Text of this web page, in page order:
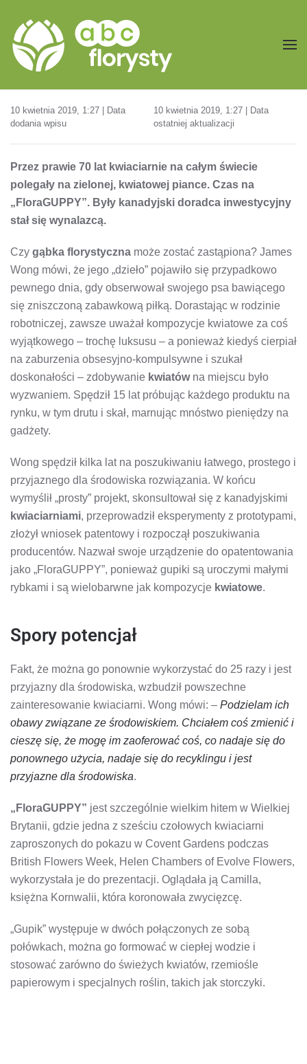
Przejdź do treści głównej
10 kwietnia 2019, 1:27 | Data
dodania wpisu
10 kwietnia 2019, 1:27 | Data
ostatniej aktualizacji
Przez prawie 70 lat kwiaciarnie na całym świecie
polegały na zielonej, kwiatowej piance. Czas na
„FloraGUPPY”. Były kanadyjski doradca inwestycyjny
stał się wynalazcą.
Czy gąbka florystyczna może zostać zastąpiona? James
Wong mówi, że jego „dzieło” pojawiło się przypadkowo
pewnego dnia, gdy obserwował swojego psa bawiącego
się zniszczoną zabawkową piłką. Dorastając w rodzinie
robotniczej, zawsze uważał kompozycje kwiatowe za coś
wyjątkowego – trochę luksusu – a ponieważ kiedyś cierpiał
na zaburzenia obsesyjno-kompulsywne i szukał
doskonałości – zdobywanie kwiatówna miejscu było
wyzwaniem. Spędził 15 lat próbując każdego produktu na
rynku, w tym drutu i skał, marnując mnóstwo pieniędzy na
gadżety.
Wong spędził kilka lat na poszukiwaniu łatwego, prostego i
przyjaznego dla środowiska rozwiązania. W końcu
wymyślił „prosty” projekt, skonsultował się z kanadyjskimi
kwiaciarniami, przeprowadził eksperymenty z prototypami,
złożył wniosek patentowy i rozpoczął poszukiwania
producentów. Nazwał swoje urządzenie do opatentowania
jako „FloraGUPPY”, ponieważ gupiki są uroczymi małymi
rybkami i są wielobarwne jak kompozycje kwiatowe.
Spory potencjał
Fakt, że można go ponownie wykorzystać do 25 razy i jest
przyjazny dla środowiska, wzbudził powszechne
zainteresowanie kwiaciarni. Wong mówi: – Podzielam ich
obawy związane ze środowiskiem. Chciałem coś zmienić i
cieszę się, że mogę im zaoferować coś, co nadaje się do
ponownego użycia, nadaje się do recyklingu i jest
przyjazne dla środowiska.
„FloraGUPPY” jest szczególnie wielkim hitem w Wielkiej
Brytanii, gdzie jedna z sześciu czołowych kwiaciarni
zaproszonych do pokazu w Covent Gardens podczas
British Flowers Week, Helen Chambers of Evolve Flowers,
wykorzystała je do prezentacji. Oglądała ją Camilla,
księżna Kornwalii, która koronowała zwycięzcę.
„Gupik” występuje w dwóch połączonych ze sobą
połówkach, można go formować w ciepłej wodzie i
stosować zarówno do świeżych kwiatów, rzemiośle
papierowym i specjalnych roślin, takich jak storczyki.